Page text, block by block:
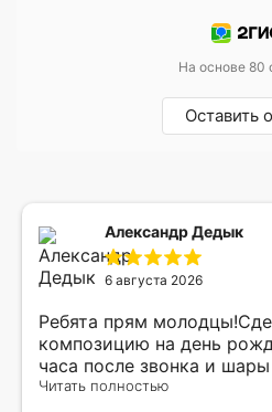
На основе 80
Оставить
Александр Дедык
6 августа 2026
Ребята прям
композицию на день
часа после звонка и
доставлены мне по
Читать полностью